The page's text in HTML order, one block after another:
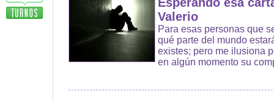
Valerio
Para esas personas que
qué parte del mundo
existes; pero me ilusiona
en algún momento su